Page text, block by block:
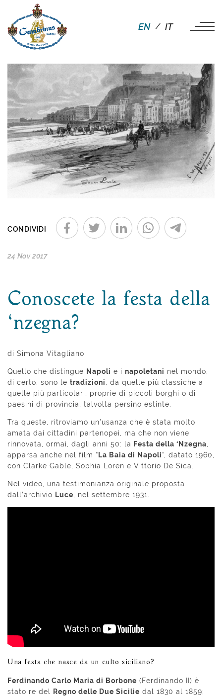
EN IT
CONDIVIDI
24 Nov 2017
Conoscete la festa della
‘nzegna?
di Simona Vitagliano
Quello che distingue Napoli e i napoletani nel mondo,
di certo, sono le tradizioni
, da quelle più classiche a
quelle più particolari, proprie di piccoli borghi o di
paesini di provincia, talvolta persino estinte.
Tra queste, ritroviamo un’usanza che è stata molto
amata dai cittadini partenopei, ma che non viene
rinnovata, ormai, dagli anni 50: la Festa della ‘Nzegna
apparsa anche nel film “ La Baia di Napoli“, datato 1960,
con Clarke Gable, Sophia Loren e Vittorio De Sica.
Nel video, una testimonianza originale proposta
dall’archivio Luce , nel settembre 1931.
Una festa che nasce da un culto siciliano?
Ferdinando Carlo Maria di Borbone (Ferdinando II) è
stato re del
Regno delle Due Sicilie dal 1830 al 1859;